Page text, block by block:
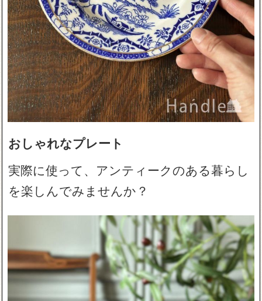
おしゃれなプレート
実際に使って、アンティークのある暮らし
を楽しんでみませんか？